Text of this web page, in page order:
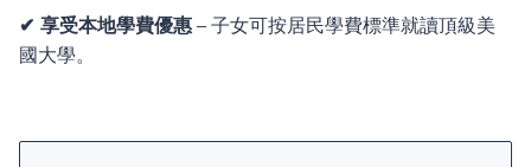
✔ 享受本地學費優惠 – 子女可按居民學費標準就讀頂級美
國大學。